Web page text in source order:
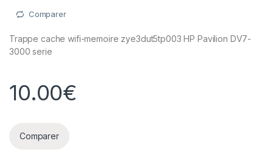
Comparer
Trappe cache wifi-memoire zye3dut5tp003 HP Pavilion DV7-
3000 serie
10.00€
Comparer